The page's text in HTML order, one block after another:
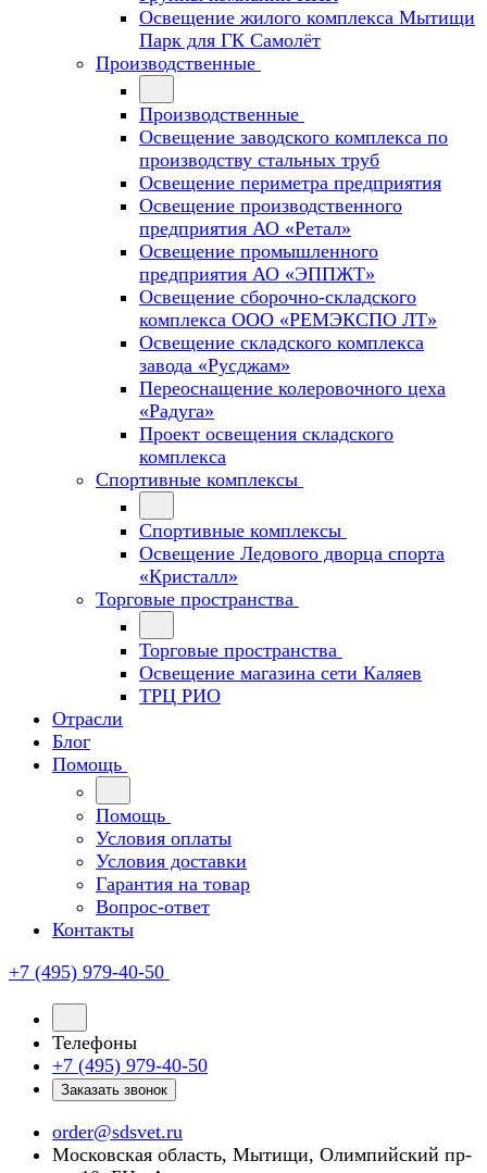
Освещение жилого комплекса Мытищи
Парк для ГК Самолёт
Производственные
Производственные
Освещение заводского комплекса по
производству стальных труб
Освещение периметра предприятия
Освещение производственного
предприятия АО «Ретал»
Освещение промышленного
предприятия АО «ЭППЖТ»
Освещение сборочно-складского
комплекса ООО «РЕМЭКСПО ЛТ»
Освещение складского комплекса
завода «Русджам»
Переоснащение колеровочного цеха
«Радуга»
Проект освещения складского
комплекса
Спортивные комплексы
Спортивные комплексы
Освещение Ледового дворца спорта
«Кристалл»
Торговые пространства
Торговые пространства
Освещение магазина сети Каляев
ТРЦ РИО
Отрасли
Блог
Помощь
Помощь
Условия оплаты
Условия доставки
Гарантия на товар
Вопрос-ответ
Контакты
+7 (495) 979-40-50
Телефоны
+7 (495) 979-40-50
Заказать звонок
order@sdsvet.ru
Московская область, Мытищи, Олимпийский пр-